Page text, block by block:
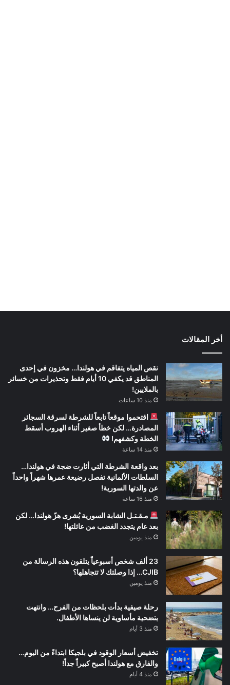
أخر المقالات
نقص المياه يتفاقم في هولندا… مخزون في إحدى
المناطق قد يكفي 10 أيام فقط وتحذيرات من خسائر
بالملايين!
منذ 10 ساعات
اقتحموا موقعاً تابعاً للشرطة لسرقة السجائر
المصادرة… لكن خطأ صغير أثناء الهروب أسقط
الخطة وكشفهم!
منذ 14 ساعة
بعد واقعة الشرطة التي أثارت ضجة في هولندا…
السلطات الألمانية تفصل رضيعة عمرها شهراً واحداً
عن والدتها السورية!
منذ 16 ساعة
مـقـتـل الشابة السورية بُشرى هزّ هولندا… لكن
بعد عام يتجدد الغضب من عائلتها!
منذ يومين
23 ألف شخص أسبوعياً يتلقون هذه الرسالة من
CJIB… إذا وصلتك لا تتجاهلها؟
منذ يومين
رحلة صيفية بدأت بلحظات من الفرح… وانتهت
بتضحية مأساوية لن ينساها الأطفال.
منذ 3 أيام
تخفيض أسعار الوقود في بلجيكا ابتداءً من اليوم…
والفارق مع هولندا أصبح كبيراً جداً!
منذ 4 أيام